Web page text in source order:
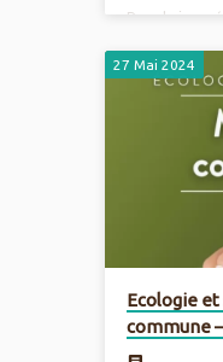
Pour la
agis avec la
la Journée de
de la
référence à
Romains 8,
que signifie
concentre
salut par la
dans le
27 Mai 2024
Ecologie
commune –